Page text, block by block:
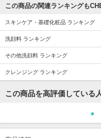
この商品の関連ランキングも
スキンケア・基礎化粧品 ランキング
洗顔料 ランキング
その他洗顔料 ランキング
クレンジング ランキング
この商品を高評価している